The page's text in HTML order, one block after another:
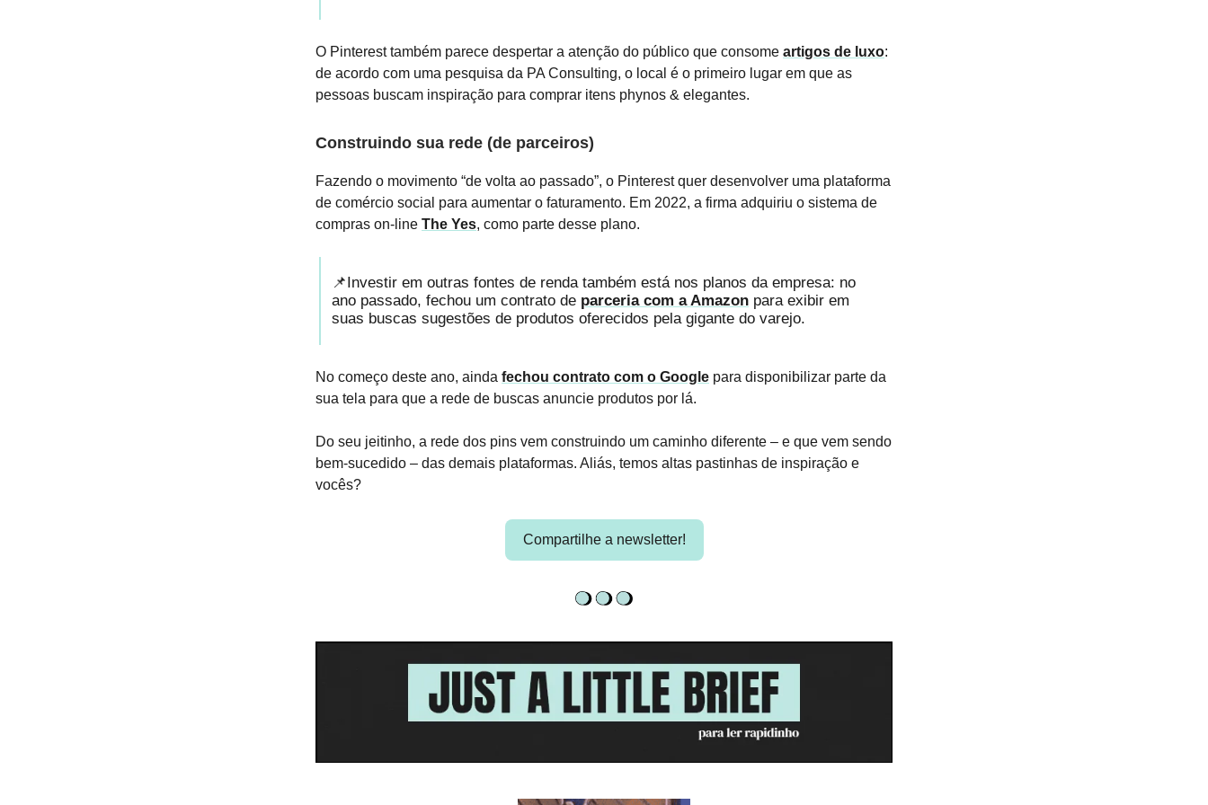
O Pinterest também parece despertar a atenção do público que consome artigos de luxo:
de acordo com uma pesquisa da PA Consulting, o local é o primeiro lugar em que as
pessoas buscam inspiração para comprar itens phynos & elegantes.
Construindo sua rede (de parceiros)
Fazendo o movimento “de volta ao passado”, o Pinterest quer desenvolver uma plataforma
de comércio social para aumentar o faturamento. Em 2022, a firma adquiriu o sistema de
compras on-line The Yes, como parte desse plano.
📌Investir em outras fontes de renda também está nos planos da empresa: no
ano passado, fechou um contrato de parceria com a Amazon para exibir em
suas buscas sugestões de produtos oferecidos pela gigante do varejo.
No começo deste ano, ainda fechou contrato com o Google para disponibilizar parte da
sua tela para que a rede de buscas anuncie produtos por lá.
Do seu jeitinho, a rede dos pins vem construindo um caminho diferente – e que vem sendo
bem-sucedido – das demais plataformas. Aliás, temos altas pastinhas de inspiração e
vocês?
Compartilhe a newsletter!